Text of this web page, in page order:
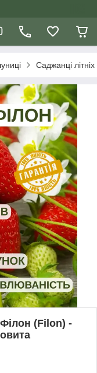
Саджанці
(Filon) -